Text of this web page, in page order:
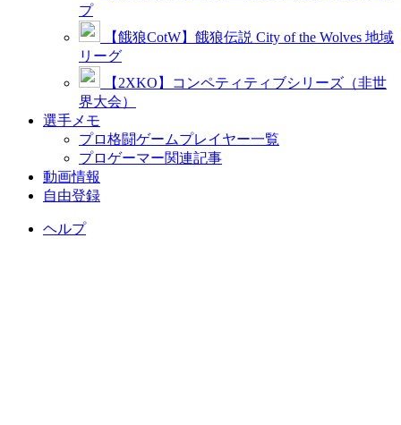
プ
【餓狼CotW】餓狼伝説 City of the Wolves 地域
リーグ
【2XKO】コンペティティブシリーズ（非世
界大会）
選手メモ
プロ格闘ゲームプレイヤー一覧
プロゲーマー関連記事
動画情報
自由登録
ヘルプ